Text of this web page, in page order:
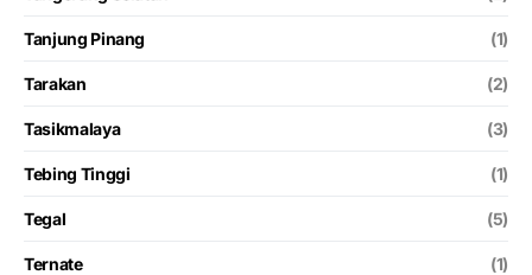
Tanjung Pinang (1)
Tarakan (2)
Tasikmalaya (3)
Tebing Tinggi (1)
Tegal (5)
Ternate (1)